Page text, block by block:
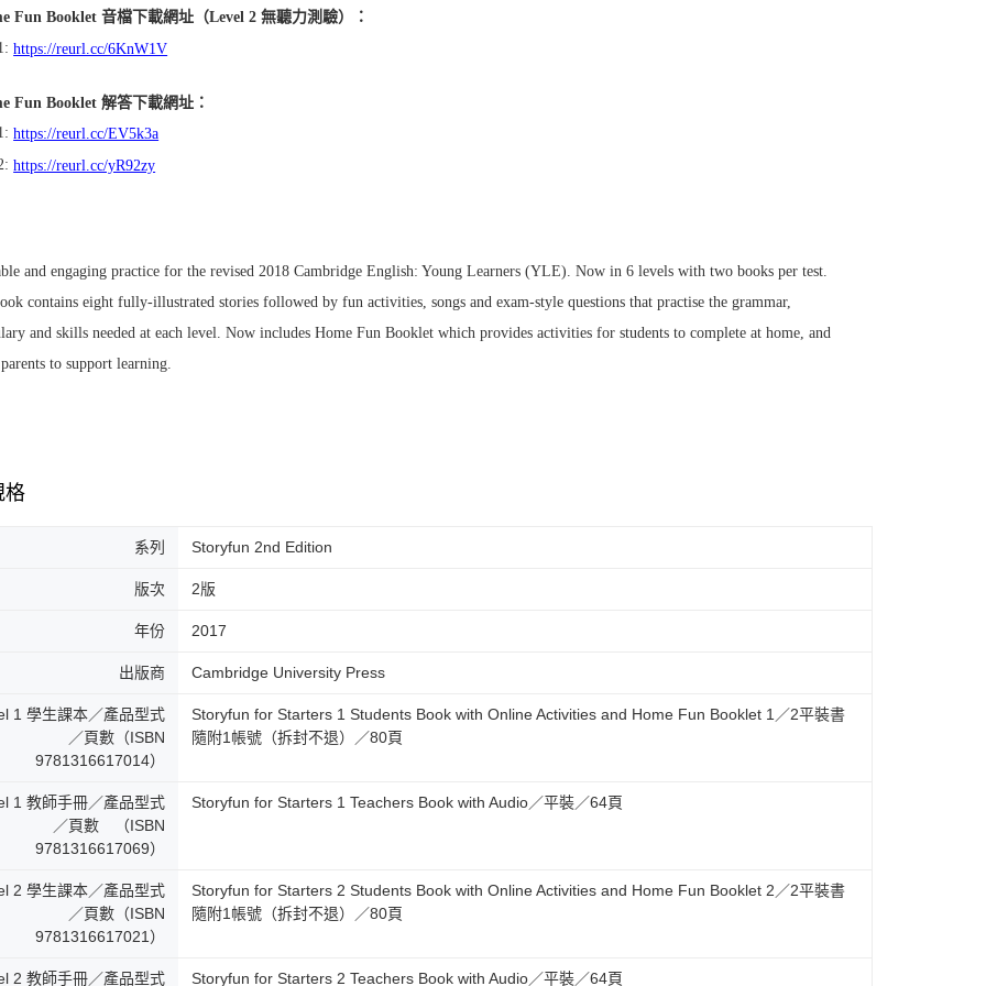
Fun Booklet 音檔下載網址（Level 2 無聽力測驗）：
https://reurl.cc/6KnW1V
Fun Booklet 解答下載網址：
https://reurl.cc/EV5k3a
https://reurl.cc/yR92zy
and engaging practice for the revised 2018 Cambridge English: Young Learners (YLE). Now in 6 levels with two books per test.
contains eight fully-illustrated stories followed by fun activities, songs and exam-style questions that practise the grammar,
and skills needed at each level. Now includes Home Fun Booklet which provides activities for students to complete at home, and
to support learning.
格
系列 Storyfun 2nd Edition
版次 2版
年份 2017
出版商 Cambridge University Press
1 學生課本／產品型式
／頁數（ISBN
9781316617014）
Storyfun for Starters 1 Students Book with Online Activities and Home Fun Booklet 1／2平裝書
隨附1帳號（拆封不退）／80頁
1 教師手冊／產品型式
／頁數 （ISBN
9781316617069）
Storyfun for Starters 1 Teachers Book with Audio／平裝／64頁
2 學生課本／產品型式
／頁數（ISBN
9781316617021）
Storyfun for Starters 2 Students Book with Online Activities and Home Fun Booklet 2／2平裝書
隨附1帳號（拆封不退）／80頁
2 教師手冊／產品型式 Storyfun for Starters 2 Teachers Book with Audio／平裝／64頁